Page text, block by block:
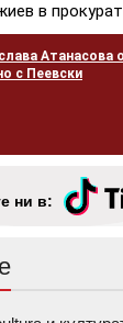
в
Атанасова
с Пеевски
ни в: